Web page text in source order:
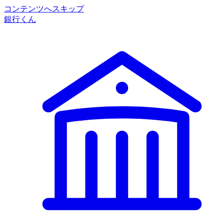
コンテンツへスキップ
銀行くん